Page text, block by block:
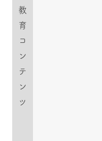
教
育
コ
ン
テ
ン
ツ